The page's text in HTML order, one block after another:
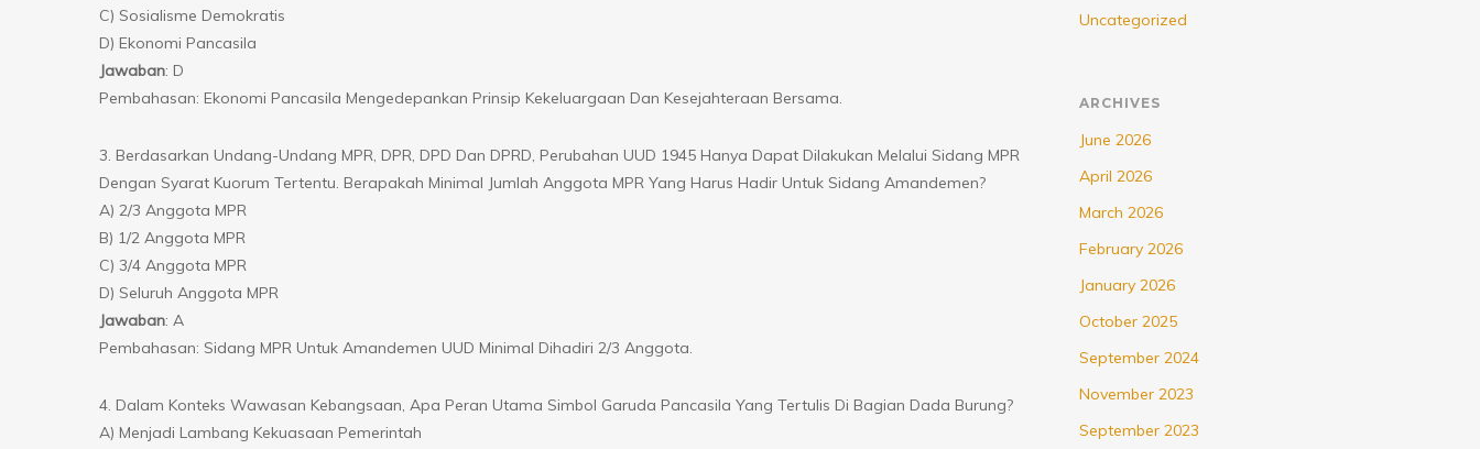
C) Sosialisme Demokratis
D) Ekonomi Pancasila
Jawaban: D
Pembahasan: Ekonomi Pancasila Mengedepankan Prinsip Kekeluargaan Dan Kesejahteraan Bersama.
3. Berdasarkan Undang-Undang MPR, DPR, DPD Dan DPRD, Perubahan UUD 1945 Hanya Dapat Dilakukan Melalui Sidang MPR
Dengan Syarat Kuorum Tertentu. Berapakah Minimal Jumlah Anggota MPR Yang Harus Hadir Untuk Sidang Amandemen?
A) 2/3 Anggota MPR
B) 1/2 Anggota MPR
C) 3/4 Anggota MPR
D) Seluruh Anggota MPR
Jawaban: A
Pembahasan: Sidang MPR Untuk Amandemen UUD Minimal Dihadiri 2/3 Anggota.
4. Dalam Konteks Wawasan Kebangsaan, Apa Peran Utama Simbol Garuda Pancasila Yang Tertulis Di Bagian Dada Burung?
A) Menjadi Lambang Kekuasaan Pemerintah
Uncategorized
ARCHIVES
June 2026
April 2026
March 2026
February 2026
January 2026
October 2025
September 2024
November 2023
September 2023